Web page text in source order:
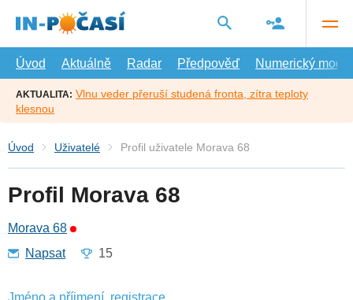
hlavní
Úvod
Aktuálně Radar Předpověď Numerický model
AKTUALITA: Vlnu veder přeruší studená fronta, zítra teploty
klesnou
Úvod Uživatelé Profil uživatele Morava 68
Profil Morava 68
Morava 68
Napsat
15